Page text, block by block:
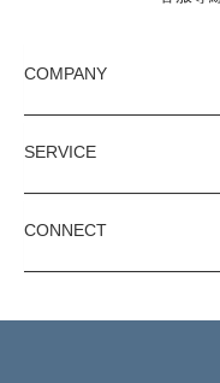
COMPANY
SERVICE
CONNECT